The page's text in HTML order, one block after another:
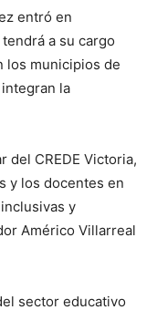
entró en
a su cargo
los municipios de
la
del CREDE Victoria,
y los docentes en
y
Américo Villarreal
sector educativo